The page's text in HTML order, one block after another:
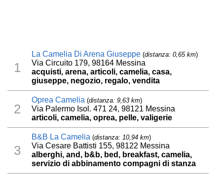
1
La Camelia Di Arena Giuseppe (distanza: 0,65 km)
Via Circuito 179, 98164 Messina
acquisti, arena, articoli, camelia, casa,
giuseppe, negozio, regalo, vendita
2
Oprea Camelia (distanza: 9,63 km)
Via Palermo Isol. 471 24, 98121 Messina
articoli, camelia, oprea, pelle, valigerie
3
B&B La Camelia (distanza: 10,94 km)
Via Cesare Battisti 155, 98122 Messina
alberghi, and, b&b, bed, breakfast, camelia,
servizio di abbinamento compagni di stanza